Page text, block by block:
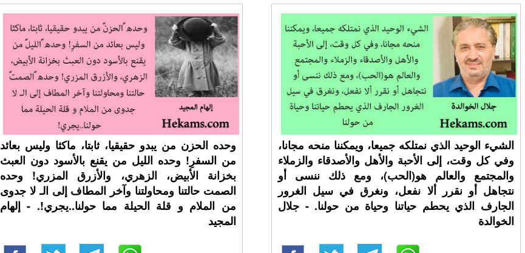
وحده ⁧‫الحزن‬⁩ من يبدو حقيقيا، ثابتا، ماكثا وليس بعائد
من السفرِ! وحده ⁧‫الليل‬⁩ من يقنع بالأسود دون العبث
بخزانة الأبيض، الزهري، والأزرق المزري! وحده
⁧‫الصمت‬⁩ حالتنا ومحاولتنا وآخر المطاف إلى الـ لا جدوى
من الملام و قلة الحيلة مما حولنا..يجري!. - إلهام
المجيد
الشيء الوحيد الذي نمتلكه جميعا، ويمكننا منحه مجانا،
وفي كل وقت، إلى الأحبة والأهل والأصدقاء والزملاء
والمجتمع والعالم هو(الحب)، ومع ذلك ننسى أو
نتجاهل أو نقرر ألا نفعل، ونغرق في سيل الغرور
الجارف الذي يحطم حياتنا وحياة من حولنا. - جلال
الخوالدة